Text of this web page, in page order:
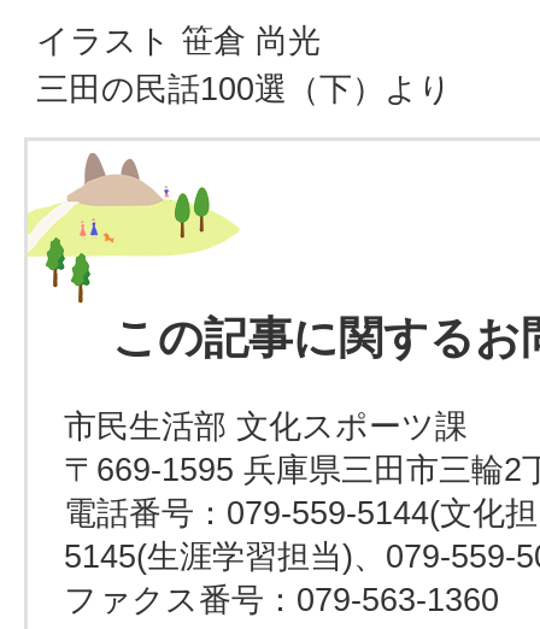
イラスト 笹倉 尚光
三田の民話100選（下）より
この記事に関するお
市民生活部 文化スポーツ課
〒669-1595 兵庫県三田市三輪2
電話番号：079-559-5144(文化
5145(生涯学習担当)、079-559-
ファクス番号：079-563-1360